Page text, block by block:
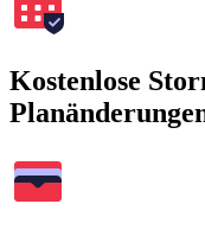
Kostenlose